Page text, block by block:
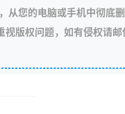
从您的电脑或手机中彻底
版权问题，如有侵权请邮